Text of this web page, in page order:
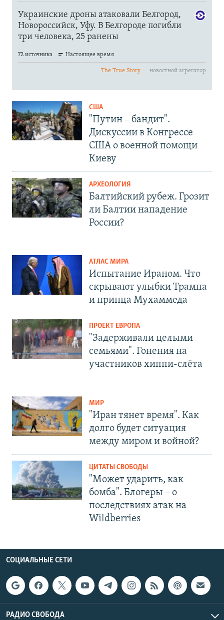
США
"Путин – бандит".
Дискуссии в Конгрессе
США о военной помощи
Киеву
АРХЕОЛОГИЯ
Балтийский рубеж. Грозит
ли Балтии нападение
России?
АТЛАС МИРА
Испытание Ираном. Что
скрывают улыбки Трампа
и принца Мухаммеда
ПРОЕКТ ЕВРОПА
"Задерживали целыми
семьями". Гонения на
участников хиппи-слёта
МИР
"Иран тянет время". Как
долго будет ситуация
между миром и войной?
ЦИТАТЫ СВОБОДЫ
"Может ударить, как
бомба". Блогеры – о
последствиях атак на
Wildberries
СОЦИАЛЬНЫЕ СЕТИ
РАДИО СВОБОДА